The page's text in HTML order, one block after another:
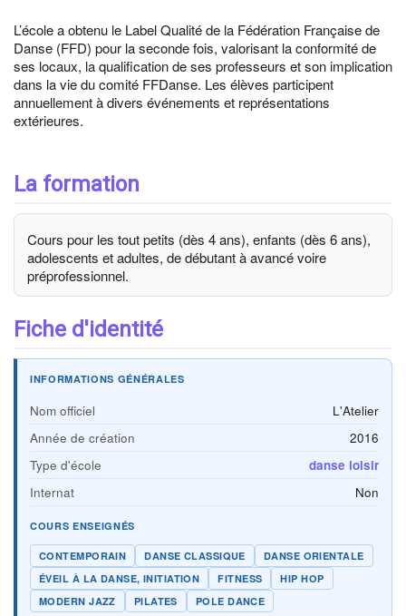
L’école a obtenu le Label Qualité de la Fédération Française de
Danse (FFD) pour la seconde fois, valorisant la conformité de
ses locaux, la qualification de ses professeurs et son implication
dans la vie du comité FFDanse. Les élèves participent
annuellement à divers événements et représentations
extérieures.
La formation
Cours pour les tout petits (dès 4 ans), enfants (dès 6 ans),
adolescents et adultes, de débutant à avancé voire
préprofessionnel.
Fiche d'identité
INFORMATIONS GÉNÉRALES
Nom officiel
L'Atelier
Année de création
2016
Type d'école
danse loisir
Internat
Non
COURS ENSEIGNÉS
CONTEMPORAIN DANSE CLASSIQUE
DANSE ORIENTALE
ÉVEIL À LA DANSE, INITIATION
FITNESS
HIP HOP
MODERN JAZZ
PILATES POLE DANCE